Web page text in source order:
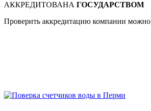
АККРЕДИТОВАНА ГОСУДАРСТВОМ
Проверить аккредитацию компании можно